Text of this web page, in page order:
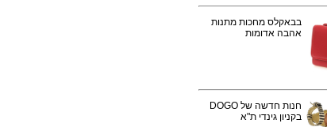
בבאקלס מחכות מתנות
אהבה אדומות
חנות חדשה של DOGO
בקניון גינדי ת"א